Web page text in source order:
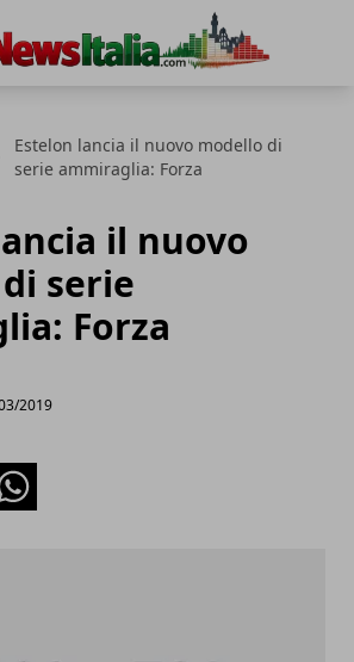
Estelon lancia il nuovo modello di
serie ammiraglia: Forza
il nuovo
serie
Forza
2019